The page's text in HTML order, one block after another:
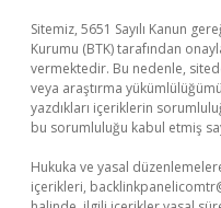
Sitemiz, 5651 Sayılı Kanun
Kurumu (BTK) tarafından
vermektedir. Bu nedenle,
veya araştırma
yazdıkları içeriklerin
bu sorumluluğu kabul etmiş
Hukuka ve yasal
içerikleri,